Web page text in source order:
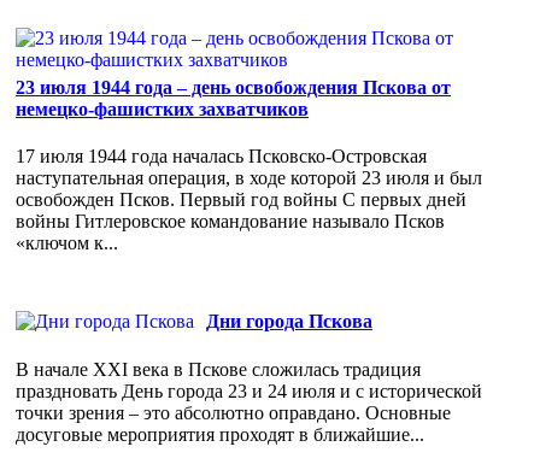
23 июля 1944 года – день освобождения Пскова от
немецко-фашистких захватчиков
17 июля 1944 года началась Псковско-Островская
наступательная операция, в ходе которой 23 июля и был
освобожден Псков. Первый год войны С первых дней
войны Гитлеровское командование называло Псков
«ключом к...
Дни города Пскова
В начале XXI века в Пскове сложилась традиция
праздновать День города 23 и 24 июля и с исторической
точки зрения – это абсолютно оправдано. Основные
досуговые мероприятия проходят в ближайшие...